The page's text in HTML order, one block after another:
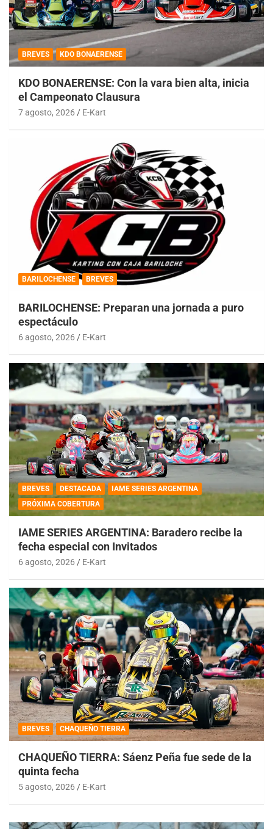
BREVES KDO BONAERENSE
KDO BONAERENSE: Con la vara bien alta, inicia
el Campeonato Clausura
7 agosto, 2026 E-Kart
BARILOCHENSE BREVES
BARILOCHENSE: Preparan una jornada a puro
espectáculo
6 agosto, 2026 E-Kart
BREVES DESTACADA
IAME SERIES ARGENTINA
PRÓXIMA COBERTURA
IAME SERIES ARGENTINA: Baradero recibe la
fecha especial con Invitados
6 agosto, 2026 E-Kart
BREVES CHAQUEÑO TIERRA
CHAQUEÑO TIERRA: Sáenz Peña fue sede de la
quinta fecha
5 agosto, 2026 E-Kart